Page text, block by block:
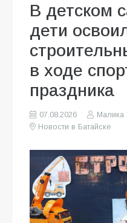
В детском
дети
в ходе
праздника
07.08.2026
Малика
Новости в Батайске